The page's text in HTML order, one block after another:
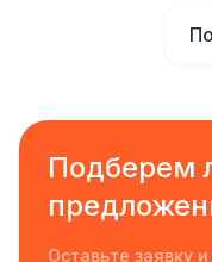
Подберем
Оставьте заявку